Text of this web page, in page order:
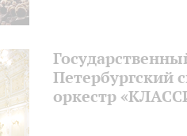
Петербургский
оркестр